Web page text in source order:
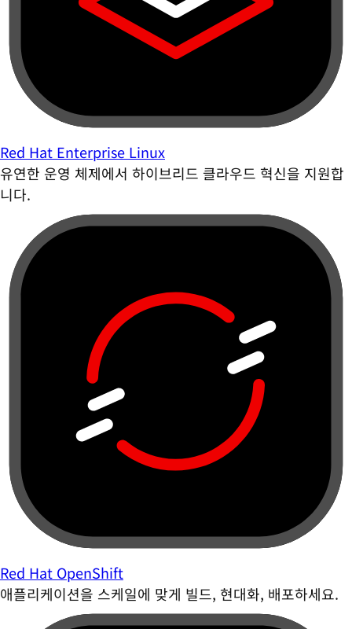
Red Hat Enterprise Linux
유연한 운영 체제에서 하이브리드 클라우드 혁신을 지원합
니다.
Red Hat OpenShift
애플리케이션을 스케일에 맞게 빌드, 현대화, 배포하세요.